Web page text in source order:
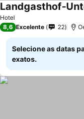
Hotel
Landgasthof-
8,6 Excelente 22
Selecione as datas
exatos.